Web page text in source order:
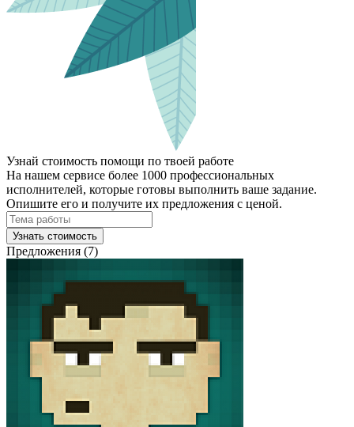
Узнай стоимость помощи по твоей работе
На нашем сервисе более 1000 профессиональных
исполнителей, которые готовы выполнить ваше задание.
Опишите его и получите их предложения с ценой.
Узнать стоимость
Предложения (7)